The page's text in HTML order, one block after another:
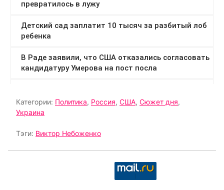
Категории: Политика, Россия, США, Сюжет дня,
Украина
Тэги: Виктор Небоженко